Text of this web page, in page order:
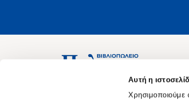
Αυτή η
Χρησιμοποιούμε
Ασκληπιού 1-3, Αθήνα 106 79